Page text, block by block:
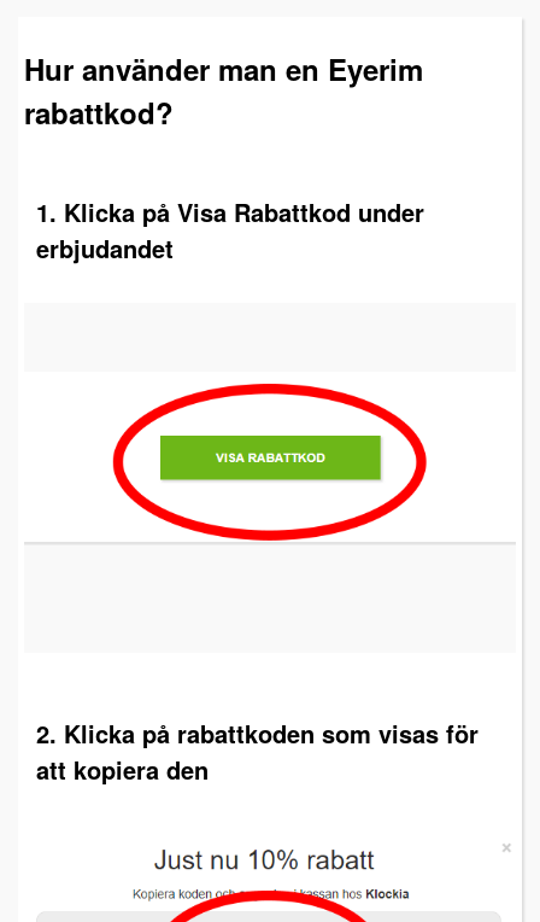
Hur använder man en Eyerim
rabattkod?
1. Klicka på Visa Rabattkod under
erbjudandet
2. Klicka på rabattkoden som visas för
att kopiera den